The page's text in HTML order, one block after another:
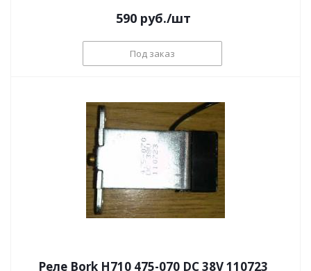
590руб./шт
Под заказ
Реле Bork H710 475-070 DC 38V 110723